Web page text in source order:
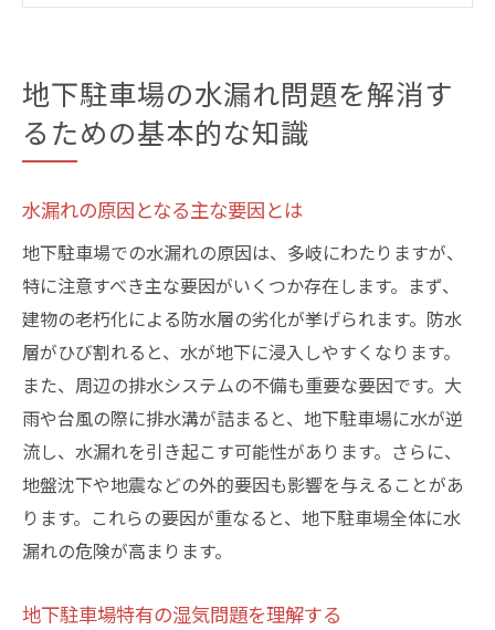
信頼できる修繕業者の選び方
東京都北区の地下駐車場で水漏れを未然に防ぐ
地域特性を考慮した防水対策
北区での水漏れ事例とその教訓
効果的な水漏れ予防策の導入
住民や管理者が行うべき日常点検
防水性を高めるための施工業者の活用
早期発見のための技術的サポート活用
水漏れが引き起こす地下駐車場の構造劣化を防
ぐには
水漏れが及ぼす構造への影響分析
材料選びによる耐水性の向上
構造保護のための長期的視点
地下駐車場の水漏れ問題を解消す
るための基本的な知識
水漏れの原因となる主な要因とは
地下駐車場での水漏れの原因は、多岐にわたりますが、
特に注意すべき主な要因がいくつか存在します。まず、
建物の老朽化による防水層の劣化が挙げられます。防水
層がひび割れると、水が地下に浸入しやすくなります。
また、周辺の排水システムの不備も重要な要因です。大
雨や台風の際に排水溝が詰まると、地下駐車場に水が逆
流し、水漏れを引き起こす可能性があります。さらに、
地盤沈下や地震などの外的要因も影響を与えることがあ
ります。これらの要因が重なると、地下駐車場全体に水
漏れの危険が高まります。
地下駐車場特有の湿気問題を理解する